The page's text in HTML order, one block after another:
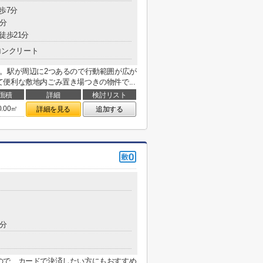
7分
歩21分
クリート
駅が周辺に2つあるので行動範囲が広が
利な敷地内ごみ置き場つきの物件で...
積 詳細
検討リスト
㎡
詳細を見る 追加する
、カードで決済したい方にもおすすめ